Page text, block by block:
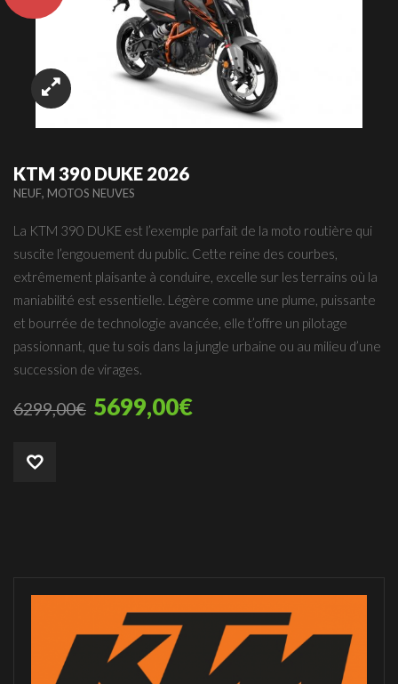
KTM 390 DUKE 2026
NEUF, MOTOS NEUVES
La KTM 390 DUKE est l’exemple parfait de la moto routière qui
suscite l’engouement du public. Cette reine des courbes,
extrêmement plaisante à conduire, excelle sur les terrains où la
maniabilité est essentielle. Légère comme une plume, puissante
et bourrée de technologie avancée, elle t’offre un pilotage
passionnant, que tu sois dans la jungle urbaine ou au milieu d’une
succession de virages.
6299,00€ 5699,00€